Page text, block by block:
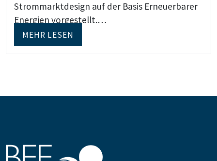
Strommarktdesign auf der Basis Erneuerbarer
Energien vorgestellt.…
MEHR LESEN